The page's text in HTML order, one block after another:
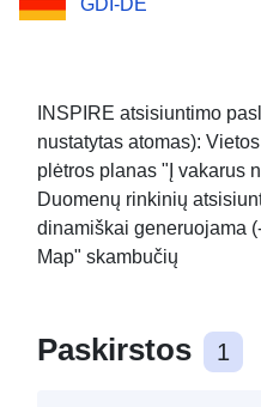
Street"
INSPIRE atsisiuntimo
nustatytas atomas):
plėtros planas "Į vakarus
Duomenų rinkinių
dinamiškai generuojama
Map" skambučių
Paskirstos 1